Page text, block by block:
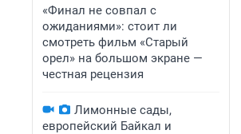
«Финал не совпал с
ожиданиями»: стоит ли
смотреть фильм «Старый
орел» на большом экране —
честная рецензия
Лимонные сады,
европейский Байкал и